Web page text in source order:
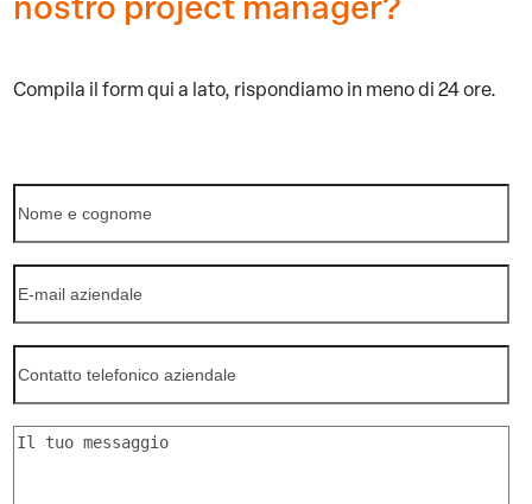
Compila il form qui a lato, rispondiamo in meno di 24 ore.